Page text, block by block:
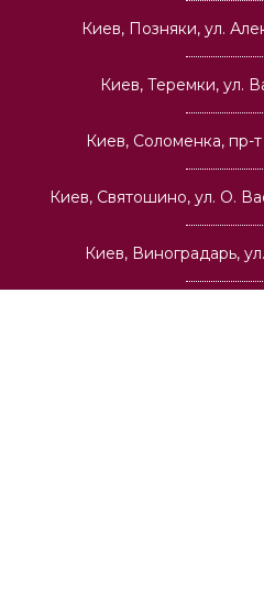
Киев, Позняки, ул.
Киев, Теремки, ул.
Киев, Соломенка, пр-
Киев, Святошино, ул. О.
Киев, Виноградарь,